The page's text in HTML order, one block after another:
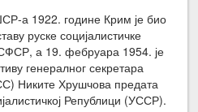
а 1922. године Крим је био
руске социјалистичке
а 19. фебруара 1954. је
генералног секретара
Никите Хрушчова предата
Републици (УССР).